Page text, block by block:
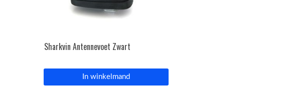
Sharkvin Antennevoet Zwart
In winkelmand